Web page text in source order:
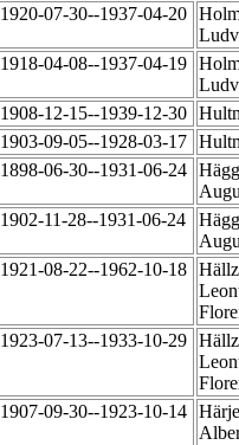
1920-07-30--1937-04-20
1918-04-08--1937-04-19
1908-12-15--1939-12-30
1903-09-05--1928-03-17
1898-06-30--1931-06-24
1902-11-28--1931-06-24
1921-08-22--1962-10-18
1923-07-13--1933-10-29
1907-09-30--1923-10-14